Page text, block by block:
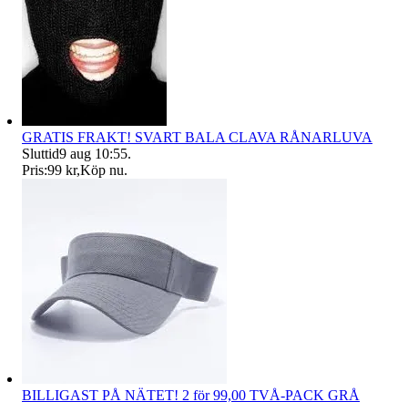
GRATIS FRAKT! SVART BALA CLAVA RÅNARLUVA
Sluttid9 aug 10:55.
Pris:99 kr,Köp nu.
BILLIGAST PÅ NÄTET! 2 för 99,00 TVÅ-PACK GRÅ